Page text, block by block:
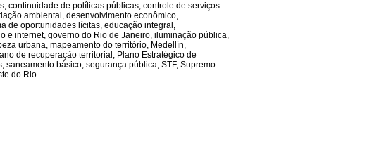
, continuidade de políticas públicas, controle de serviços
ambiental , desenvolvimento econômico,
de oportunidades lícitas, educação integral ,
e internet, governo do Rio de Janeiro, iluminação pública,
urbana, mapeamento do território, Medellín,
de recuperação territorial , Plano Estratégico de
, saneamento básico, segurança pública, STF, Supremo
do Rio